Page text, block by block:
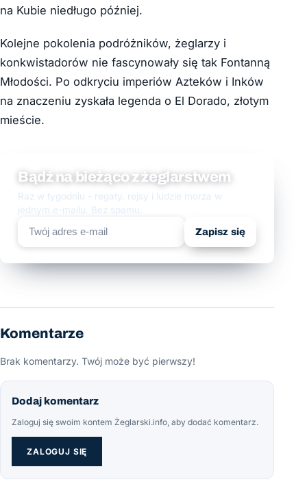
na Kubie niedługo później.
Kolejne pokolenia podróżników, żeglarzy i
konkwistadorów nie fascynowały się tak Fontanną
Młodości. Po odkryciu imperiów Azteków i Inków
na znaczeniu zyskała legenda o El Dorado, złotym
mieście.
Bądź na bieżąco z żeglarstwem
Raz w tygodniu - regaty, rejsy i ludzie morza w
jednym e-mailu. Bez spamu.
Zapisz się
Komentarze
Brak komentarzy. Twój może być pierwszy!
Dodaj komentarz
Zaloguj się swoim kontem Żeglarski.info, aby dodać komentarz.
ZALOGUJ SIĘ